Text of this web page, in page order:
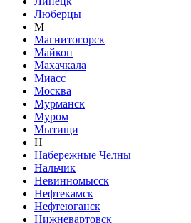
Люберцы
М
Магнитогорск
Майкоп
Махачкала
Миасс
Москва
Мурманск
Муром
Мытищи
Н
Набережные Челны
Нальчик
Невинномысск
Нефтекамск
Нефтеюганск
Нижневартовск